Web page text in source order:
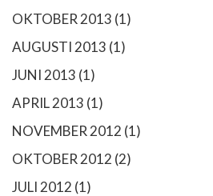
OKTOBER 2013 (1)
AUGUSTI 2013 (1)
JUNI 2013 (1)
APRIL 2013 (1)
NOVEMBER 2012 (1)
OKTOBER 2012 (2)
JULI 2012 (1)